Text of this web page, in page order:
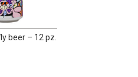
beer – 12 pz.